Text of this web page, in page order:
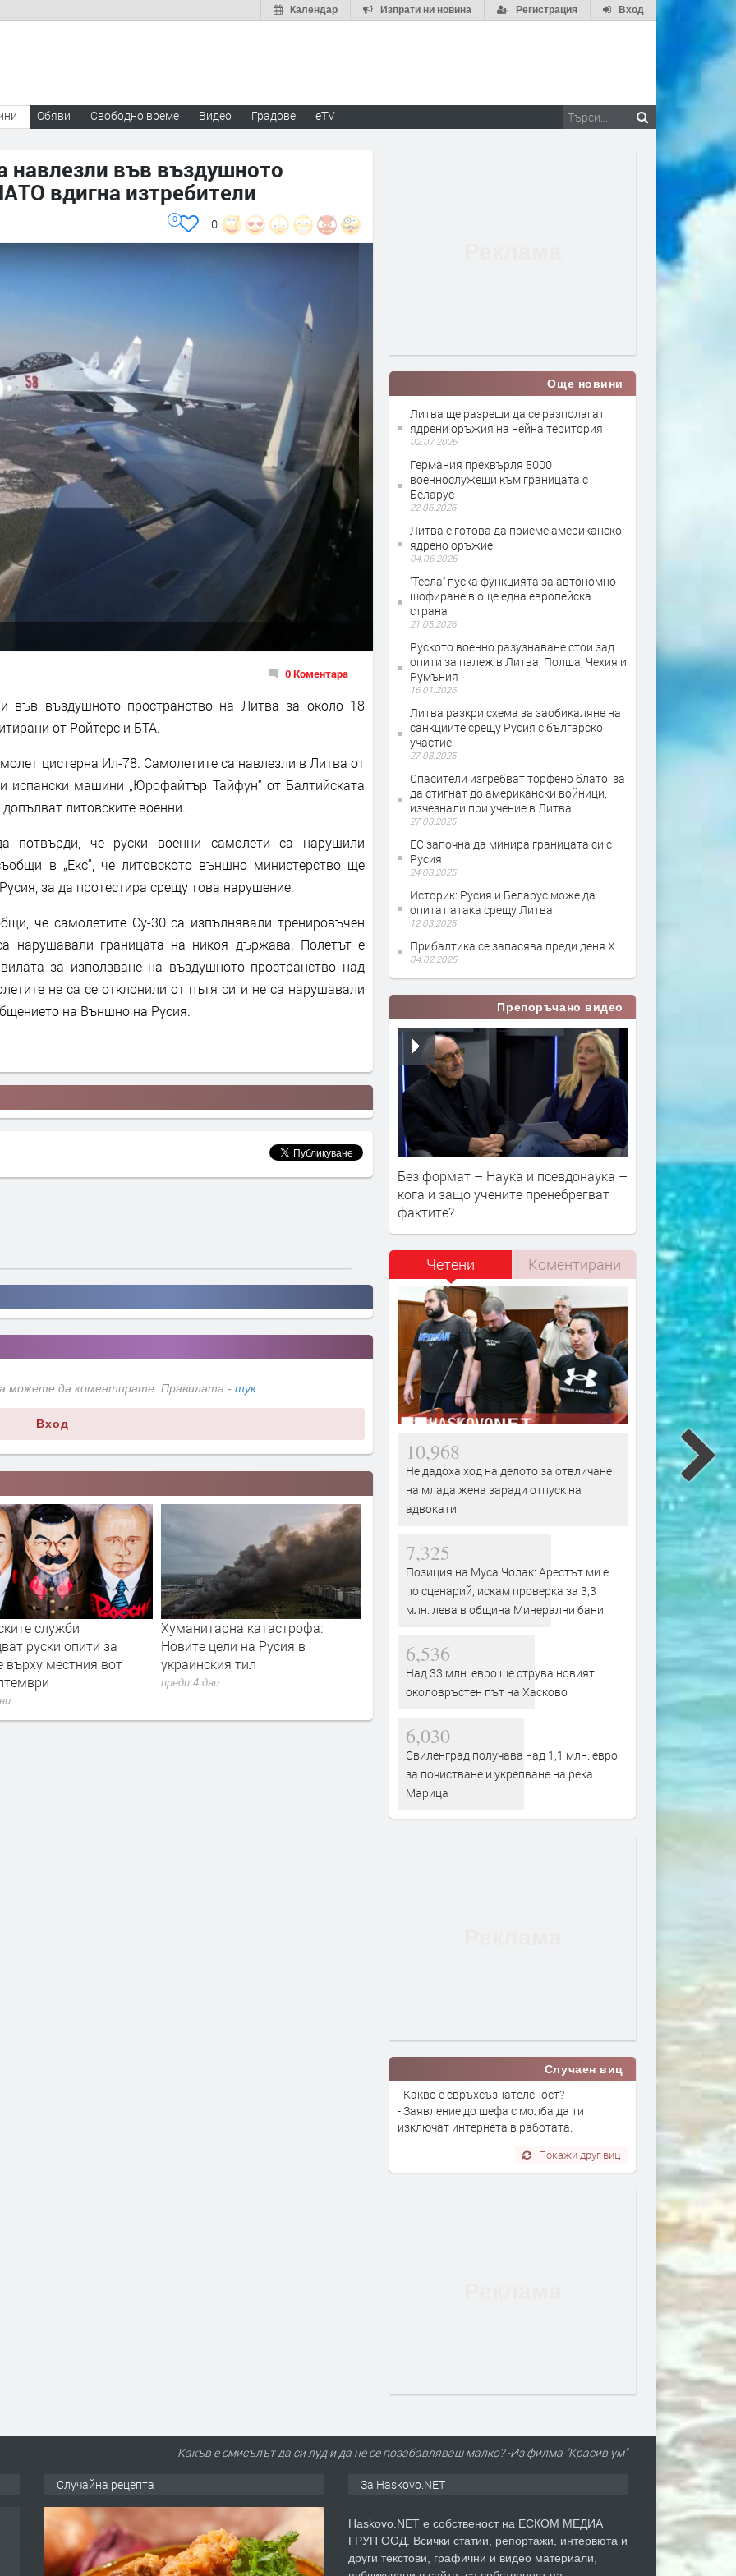
Вход
Регистрация
Изпрати ни новина
Календар
Обяви Свободно време Видео Градове eTV
навлезли във въздушното
вдигна изтребители
0
0
0 Коментара
във въздушното пространство на Литва за около 18
от Ройтерс и БТА.
цистерна Ил-78. Самолетите са навлезли в Литва от
испански машини „Юрофайтър Тайфун“ от Балтийската
литовските военни.
потвърди, че руски военни самолети са нарушили
в „Екс“, че литовското външно министерство ще
за да протестира срещу това нарушение.
че самолетите Су-30 са изпълнявали тренировъчен
нарушавали границата на никоя държава. Полетът е
за използване на въздушното пространство над
не са се отклонили от пътя си и не са нарушавали
на Външно на Русия.
можете да коментирате. Правилата - тук
Вход
катастрофа:
на Русия в
тил
Дрон с експлозив е открит на
летището в Лайпциг
преди 4 дни
виновен – Испания, Мароко или
трафикантите?
от космоса:
Още новини
Литва ще разреши да се разполагат
ядрени оръжия на нейна територия
02.07.2026
Германия прехвърля 5000
военнослужещи към границата с
Беларус
22.06.2026
Литва е готова да приеме американско
ядрено оръжие
04.06.2026
''Тесла'' пуска функцията за автономно
шофиране в още една европейска
страна
21.05.2026
Руското военно разузнаване стои зад
опити за палеж в Литва, Полша, Чехия и
Румъния
16.01.2026
Литва разкри схема за заобикаляне на
санкциите срещу Русия с българско
участие
27.08.2025
Спасители изгребват торфено блато, за
да стигнат до американски войници,
изчезнали при учение в Литва
27.03.2025
ЕС започна да минира границата си с
Русия
24.03.2025
Историк: Русия и Беларус може да
опитат атака срещу Литва
12.03.2025
Прибалтика се запасява преди деня Х
04.02.2025
Препоръчано видео
Без формат – Наука и псевдонаука –
кога и защо учените пренебрегват
фактите?
Четени Коментирани
10,968
Не дадоха ход на делото за отвличане
на млада жена заради отпуск на
адвокати
7,325
Позиция на Муса Чолак: Арестът ми е
по сценарий, искам проверка за 3,3
млн. лева в община Минерални бани
6,536
Над 33 млн. евро ще струва новият
околовръстен път на Хасково
6,030
Свиленград получава над 1,1 млн. евро
за почистване и укрепване на река
Марица
Случаен виц
- Какво е свръхсъзнателсност?
- Заявление до шефа с молба да ти
изключат интернета в работата.
Покажи друг виц
Какъв е смисълът да си луд и да не се позабавляваш малко? -Из филма "Красив ум"
Случайна рецепта За Haskovo.NET
Haskovo.NET е собственост на ЕСКОМ МЕДИА
ГРУП ООД. Всички статии, репортажи, интервюта и
други текстови, графични и видео материали,